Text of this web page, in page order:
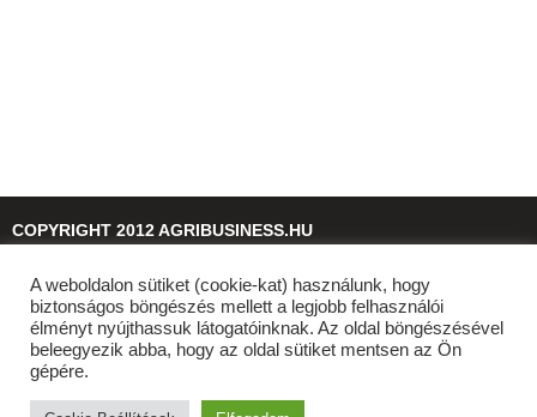
COPYRIGHT 2012 AGRIBUSINESS.HU
© 2026agribusiness.hu
A weboldalon sütiket (cookie-kat) használunk, hogy
biztonságos böngészés mellett a legjobb felhasználói
élményt nyújthassuk látogatóinknak. Az oldal böngészésével
beleegyezik abba, hogy az oldal sütiket mentsen az Ön
gépére.